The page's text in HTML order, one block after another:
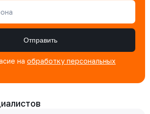
Отправить
на обработку персональных